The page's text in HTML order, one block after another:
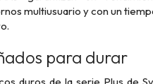
multiusuario y con un
para durar
duros de la serie Plus de